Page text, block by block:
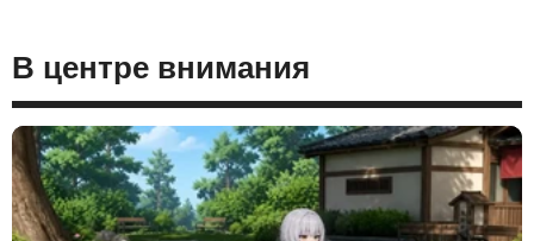
В центре внимания